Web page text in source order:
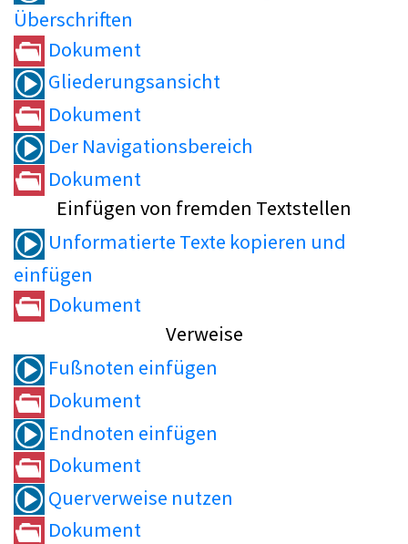
Überschriften
Dokument
Gliederungsansicht
Dokument
Der Navigationsbereich
Dokument
Einfügen von fremden Textstellen
Unformatierte Texte kopieren und
einfügen
Dokument
Verweise
Fußnoten einfügen
Dokument
Endnoten einfügen
Dokument
Querverweise nutzen
Dokument